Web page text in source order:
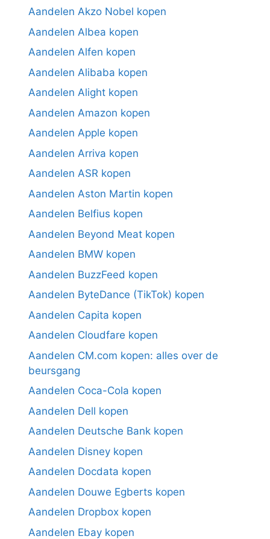
Aandelen Akzo Nobel kopen
Aandelen Albea kopen
Aandelen Alfen kopen
Aandelen Alibaba kopen
Aandelen Alight kopen
Aandelen Amazon kopen
Aandelen Apple kopen
Aandelen Arriva kopen
Aandelen ASR kopen
Aandelen Aston Martin kopen
Aandelen Belfius kopen
Aandelen Beyond Meat kopen
Aandelen BMW kopen
Aandelen BuzzFeed kopen
Aandelen ByteDance (TikTok) kopen
Aandelen Capita kopen
Aandelen Cloudfare kopen
Aandelen CM.com kopen: alles over de
beursgang
Aandelen Coca-Cola kopen
Aandelen Dell kopen
Aandelen Deutsche Bank kopen
Aandelen Disney kopen
Aandelen Docdata kopen
Aandelen Douwe Egberts kopen
Aandelen Dropbox kopen
Aandelen Ebay kopen